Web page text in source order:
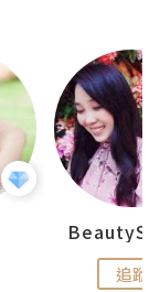
追蹤